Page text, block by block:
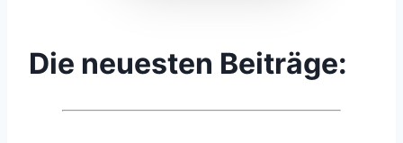
Die neuesten Beiträge: